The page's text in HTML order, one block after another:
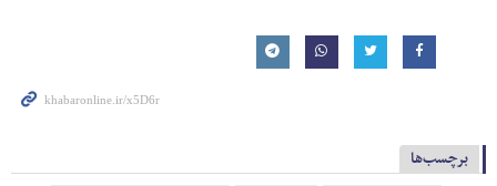
برچسب‌ها